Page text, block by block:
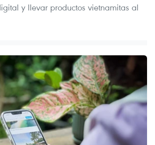
y llevar productos vietnamitas al